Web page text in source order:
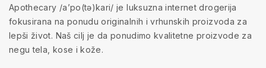
Apothecary /a’po(tə)kari/ je luksuzna internet drogerija
fokusirana na ponudu originalnih i vrhunskih proizvoda za
lepši život. Naš cilj je da ponudimo kvalitetne proizvode za
negu tela, kose i kože.